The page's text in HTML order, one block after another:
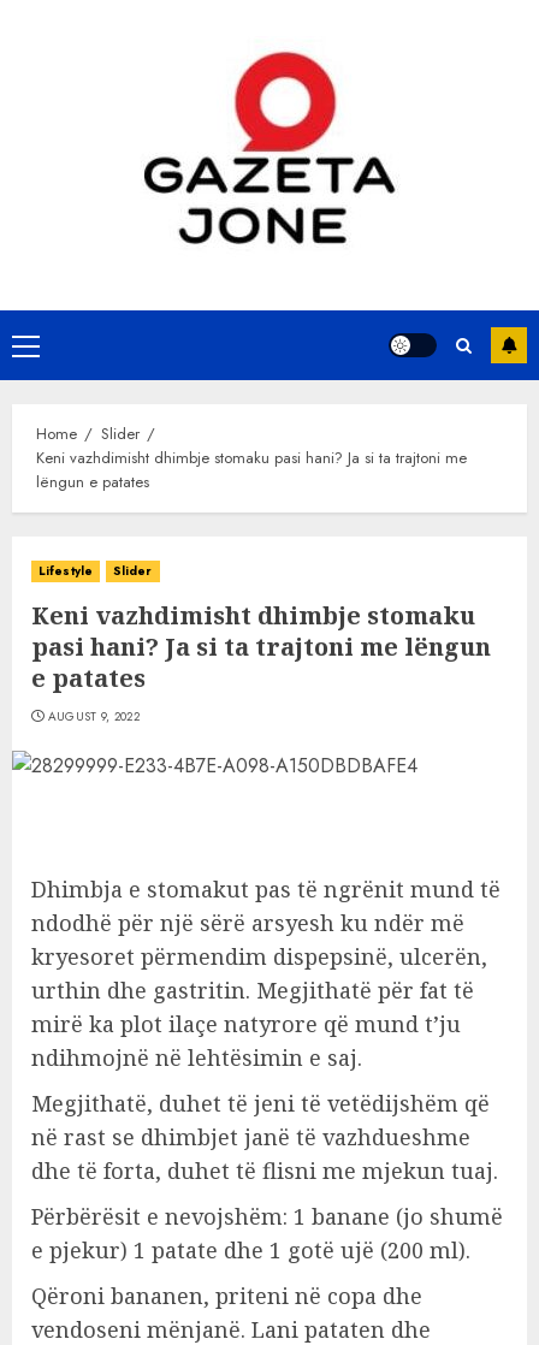
Primary
Menu
Home
Slider
Keni vazhdimisht dhimbje stomaku pasi hani? Ja si ta trajtoni me
lëngun e patates
Lifestyle Slider
Keni vazhdimisht dhimbje stomaku
pasi hani? Ja si ta trajtoni me lëngun
e patates
AUGUST 9, 2022
Dhimbja e stomakut pas të ngrënit mund të
ndodhë për një sërë arsyesh ku ndër më
kryesoret përmendim dispepsinë, ulcerën,
urthin dhe gastritin. Megjithatë për fat të
mirë ka plot ilaçe natyrore që mund t’ju
ndihmojnë në lehtësimin e saj.
Megjithatë, duhet të jeni të vetëdijshëm që
në rast se dhimbjet janë të vazhdueshme
dhe të forta, duhet të flisni me mjekun tuaj.
Përbërësit e nevojshëm: 1 banane (jo shumë
e pjekur) 1 patate dhe 1 gotë ujë (200 ml).
Qëroni bananen, priteni në copa dhe
vendoseni mënjanë. Lani pataten dhe